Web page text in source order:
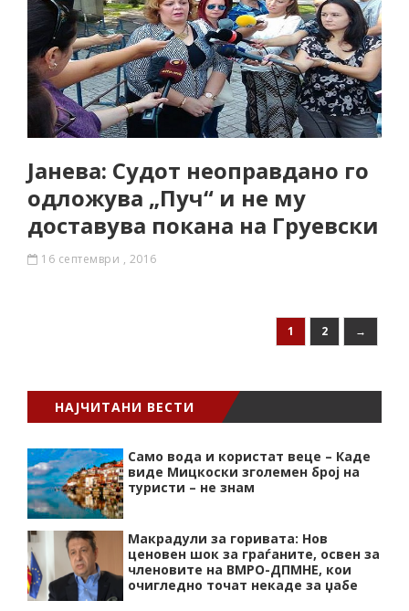
Јанева: Судот неоправдано го
одложува „Пуч“ и не му
доставува покана на Груевски
16 септември , 2016
1 2 →
НАЈЧИТАНИ ВЕСТИ
Само вода и користат веце – Каде
виде Мицкоски зголемен број на
туристи – не знам
Макрадули за горивата: Нов
ценовен шок за граѓаните, освен за
членовите на ВМРО-ДПМНЕ, кои
очигледно точат некаде за џабе